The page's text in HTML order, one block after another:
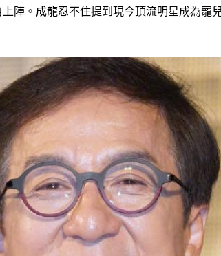
陣。成龍忍不住提到現今頂流明星成為寵